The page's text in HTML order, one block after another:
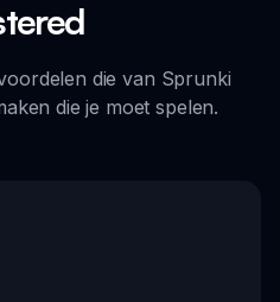
die van Sprunki
die je moet spelen.